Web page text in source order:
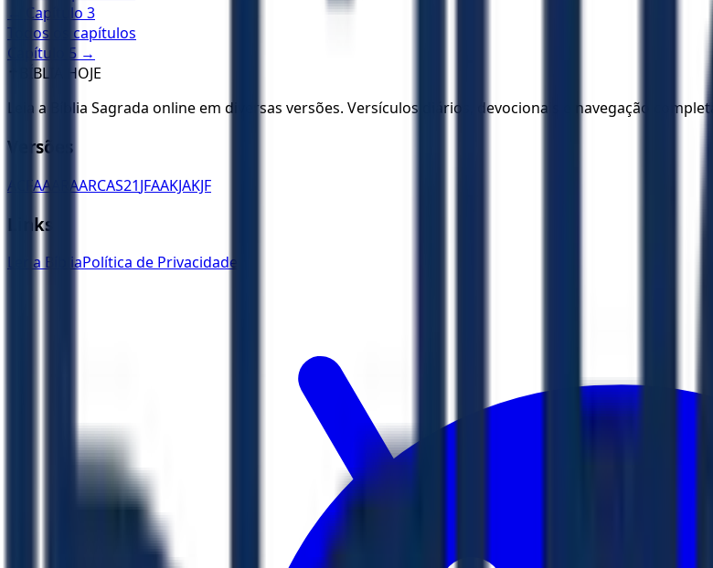
← Capítulo 3
Todos os capítulos
Capítulo
5 →
BÍBLIA HOJE
Leia a Bíblia Sagrada online em diversas versões. Versículos diários, devocionais e navegação completa.
Versões
ACFAA ARAARCAS21JFAAKJAKJF
Links
Ler a BíbliaPolítica de Privacidade